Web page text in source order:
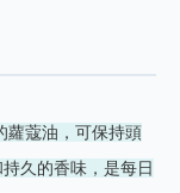
蘿蔻油，可保持頭
久的香味，是每日